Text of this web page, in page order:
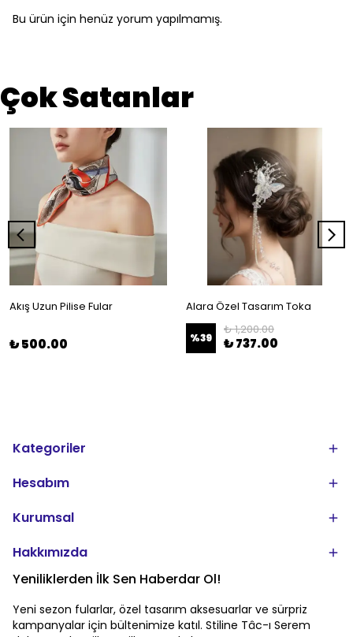
Bu ürün için henüz yorum yapılmamış.
Çok Satanlar
Akış Uzun Pilise Fular
₺ 500.00
Alara Özel Tasarım Toka
%39
₺ 1,200.00
₺ 737.00
Kategoriler
Hesabım
Kurumsal
Hakkımızda
Yeniliklerden İlk Sen Haberdar Ol!
Yeni sezon fularlar, özel tasarım aksesuarlar ve sürpriz
kampanyalar için bültenimize katıl. Stiline Tâc-ı Serem